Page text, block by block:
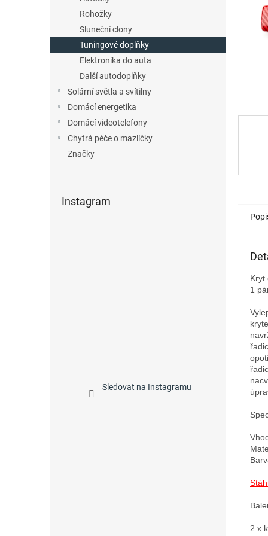
l
Rohožky
Sluneční clony
Tuningové doplňky
Elektronika do auta
Další autodoplňky
Solární světla a svítilny
Domácí energetika
Domácí videotelefony
Chytrá péče o mazlíčky
Značky
Instagram
Sledovat na Instagramu
Kryt
1
2 x